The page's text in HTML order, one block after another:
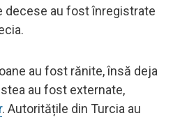
decese au fost înregistrate
au fost rănite, însă deja
au fost externate,
. Autoritățile din Turcia au